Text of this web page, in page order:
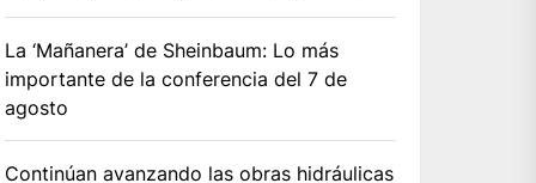
La ‘Mañanera’ de Sheinbaum: Lo más
importante de la conferencia del 7 de
agosto
Continúan avanzando las obras hidráulicas